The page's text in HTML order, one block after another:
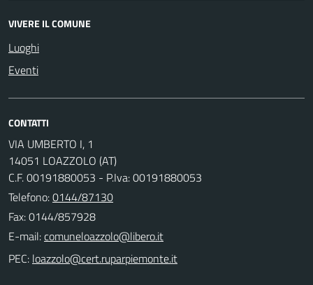
VIVERE IL COMUNE
Luoghi
Eventi
CONTATTI
VIA UMBERTO I, 1
14051 LOAZZOLO (AT)
C.F. 00191880053 - P.Iva: 00191880053
Telefono:0144/87130
Fax: 0144/857928
E-mail:
PEC: